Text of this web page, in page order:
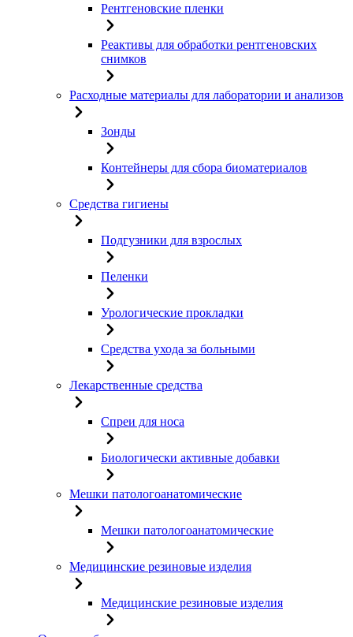
Рентгеновские пленки
Реактивы для обработки рентгеновских
снимков
Расходные материалы для лаборатории и анализов
Зонды
Контейнеры для сбора биоматериалов
Средства гигиены
Подгузники для взрослых
Пеленки
Урологические прокладки
Средства ухода за больными
Лекарственные средства
Спреи для носа
Биологически активные добавки
Мешки патологоанатомические
Мешки патологоанатомические
Медицинские резиновые изделия
Медицинские резиновые изделия